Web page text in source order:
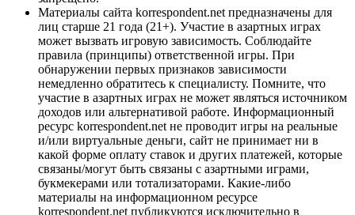
Материалы сайта korrespondent.net предназначены для
лиц старше 21 года (21+). Участие в азартных играх
может вызвать игровую зависимость. Соблюдайте
правила (принципы) ответственной игры. При
обнаружении первых признаков зависимости
немедленно обратитесь к специалисту. Помните, что
участие в азартных играх не может являться источником
доходов или альтернативой работе. Информационный
ресурс korrespondent.net не проводит игры на реальные
и/или виртуальные деньги, сайт не принимает ни в
какой форме оплату ставок и других платежей, которые
связаны/могут быть связаны с азартными играми,
букмекерами или тотализаторами. Какие-либо
материалы на информационном ресурсе
korrespondent.net публикуются исключительно в